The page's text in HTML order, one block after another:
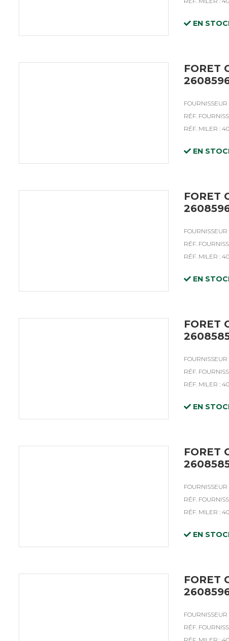
EN
FORET
FOURNISSEUR
RÉF.
RÉF. MILER :
EN
FORET
FOURNISSEUR
RÉF.
RÉF. MILER :
EN
FORET
FOURNISSEUR
RÉF.
RÉF. MILER :
EN
FORET
FOURNISSEUR
RÉF.
RÉF. MILER :
EN
FORET
FOURNISSEUR
RÉF.